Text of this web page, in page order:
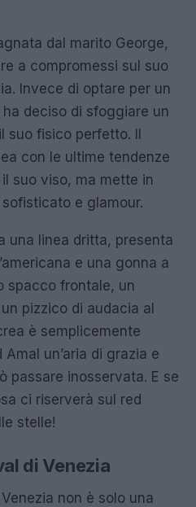
dal marito George,
a compromessi sul suo
Invece di optare per un
deciso di sfoggiare un
suo fisico perfetto. Il
con le ultime tendenze
suo viso, ma mette in
e glamour.
una linea dritta, presenta
e una gonna a
spacco frontale, un
pizzico di audacia al
è semplicemente
un’aria di grazia e
passare inosservata. E se
ci riserverà sul red
stelle!
di Venezia
non è solo una